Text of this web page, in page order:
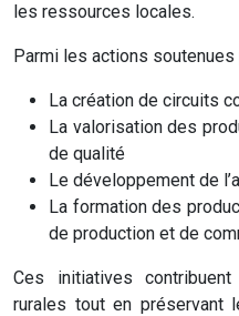
les ressources locales.
Parmi les actions soutenues
La création de circuits
La valorisation des
de qualité
Le développement de
La formation des
de production et de
Ces initiatives
rurales tout en préservant